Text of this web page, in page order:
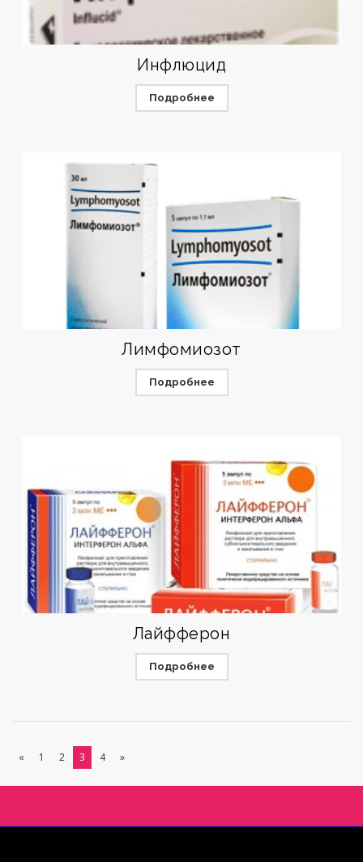
Инфлюцид
Подробнее
Лимфомиозот
Подробнее
Лайфферон
Подробнее
« 1 2 3 4 »